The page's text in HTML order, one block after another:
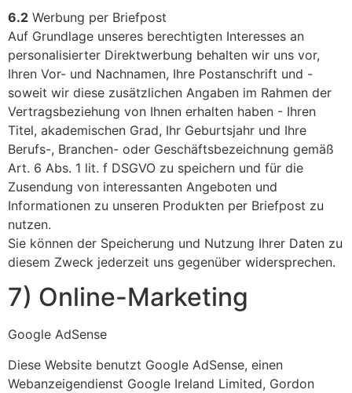
6.2 Werbung per Briefpost
Auf Grundlage unseres berechtigten Interesses an
personalisierter Direktwerbung behalten wir uns vor,
Ihren Vor- und Nachnamen, Ihre Postanschrift und -
soweit wir diese zusätzlichen Angaben im Rahmen der
Vertragsbeziehung von Ihnen erhalten haben - Ihren
Titel, akademischen Grad, Ihr Geburtsjahr und Ihre
Berufs-, Branchen- oder Geschäftsbezeichnung gemäß
Art. 6 Abs. 1 lit. f DSGVO zu speichern und für die
Zusendung von interessanten Angeboten und
Informationen zu unseren Produkten per Briefpost zu
nutzen.
Sie können der Speicherung und Nutzung Ihrer Daten zu
diesem Zweck jederzeit uns gegenüber widersprechen.
7) Online-Marketing
Google AdSense
Diese Website benutzt Google AdSense, einen
Webanzeigendienst Google Ireland Limited, Gordon